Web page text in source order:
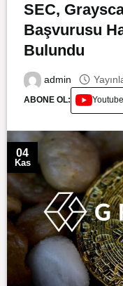
SEC,
Başvurusu
Bulundu
admin
ABONE OL: Youtube
04
Kas